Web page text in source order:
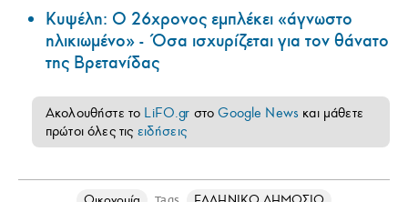
Κυψέλη: Ο 26χρονος εμπλέκει «άγνωστο
ηλικιωμένο» - Όσα ισχυρίζεται για τον θάνατο
της Βρετανίδας
Ακολουθήστε το LiFO.gr στοGoogle News και μάθετε
πρώτοι όλες τις ειδήσεις